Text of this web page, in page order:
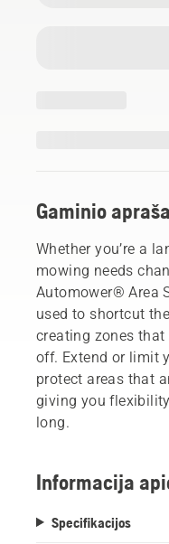
Gaminio
Whether you’re a
mowing needs
Automower® Area
used to shortcut
creating zones
off. Extend or limit
protect areas that
giving you
long.
Informacija
Specifikacijos